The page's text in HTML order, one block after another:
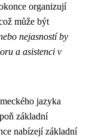
organizují
může být
nejasností by
a asistenci v
jazyka
základní
nabízejí základní